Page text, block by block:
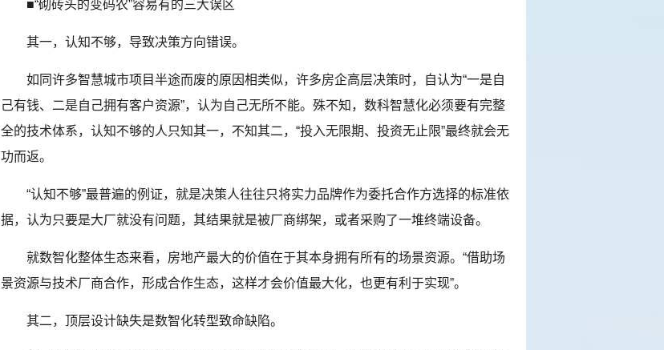
■“砌砖头的变码农”容易有的三大误区
其一，认知不够，导致决策方向错误。
如同许多智慧城市项目半途而废的原因相类似，许多房企高层决策时，自认为“一是自
己有钱、二是自己拥有客户资源”，认为自己无所不能。殊不知，数科智慧化必须要有完整
全的技术体系，认知不够的人只知其一，不知其二，“投入无限期、投资无止限”最终就会无
功而返。
“认知不够”最普遍的例证，就是决策人往往只将实力品牌作为委托合作方选择的标准依
据，认为只要是大厂就没有问题，其结果就是被厂商绑架，或者采购了一堆终端设备。
就数智化整体生态来看，房地产最大的价值在于其本身拥有所有的场景资源。“借助场
景资源与技术厂商合作，形成合作生态，这样才会价值最大化，也更有利于实现”。
其二，顶层设计缺失是数智化转型致命缺陷。